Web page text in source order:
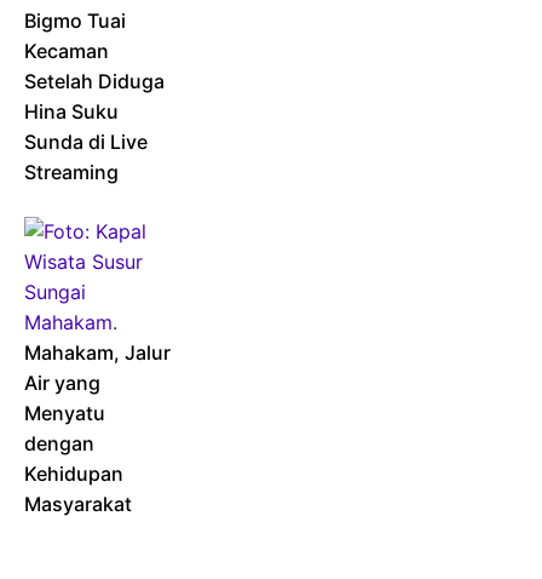
Bigmo Tuai
Kecaman
Setelah Diduga
Hina Suku
Sunda di Live
Streaming
Mahakam, Jalur
Air yang
Menyatu
dengan
Kehidupan
Masyarakat